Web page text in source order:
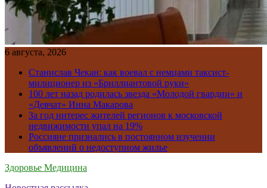
6 августа, 2026
Станислав Чекан: как воевал с немцами таксист-
милиционер из «Бриллиантовой руки»
100 лет назад родилась звезда «Молодой гвардии» и
«Девчат» Инна Макарова
За год интерес жителей регионов к московской
недвижимости упал на 19%
Россияне признались в постоянном изучении
объявлений о недоступном жилье
Здоровье Медицина